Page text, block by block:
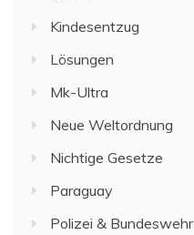
Kindesentzug
Lösungen
Mk-Ultra
Neue Weltordnung
Nichtige Gesetze
Paraguay
Polizei & Bundeswehr